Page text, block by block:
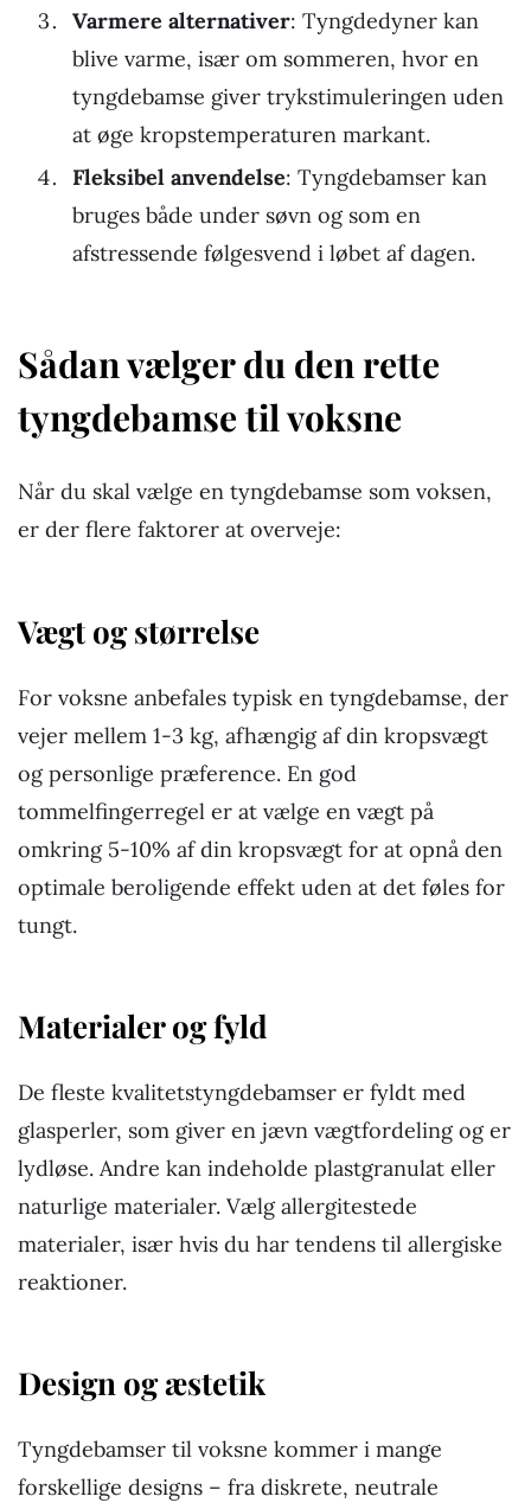
Varmere alternativer: Tyngdedyner kan
blive varme, især om sommeren, hvor en
tyngdebamse giver trykstimuleringen uden
at øge kropstemperaturen markant.
Fleksibel anvendelse: Tyngdebamser kan
bruges både under søvn og som en
afstressende følgesvend i løbet af dagen.
Sådan vælger du den rette
tyngdebamse til voksne
Når du skal vælge en tyngdebamse som voksen,
er der flere faktorer at overveje:
Vægt og størrelse
For voksne anbefales typisk en tyngdebamse, der
vejer mellem 1-3 kg, afhængig af din kropsvægt
og personlige præference. En god
tommelfingerregel er at vælge en vægt på
omkring 5-10% af din kropsvægt for at opnå den
optimale beroligende effekt uden at det føles for
tungt.
Materialer og fyld
De fleste kvalitetstyngdebamser er fyldt med
glasperler, som giver en jævn vægtfordeling og er
lydløse. Andre kan indeholde plastgranulat eller
naturlige materialer. Vælg allergitestede
materialer, især hvis du har tendens til allergiske
reaktioner.
Design og æstetik
Tyngdebamser til voksne kommer i mange
forskellige designs – fra diskrete, neutrale